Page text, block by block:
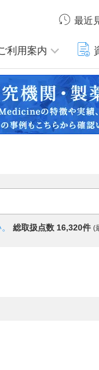
最近
利用案内
総取扱点数 16,320件 (